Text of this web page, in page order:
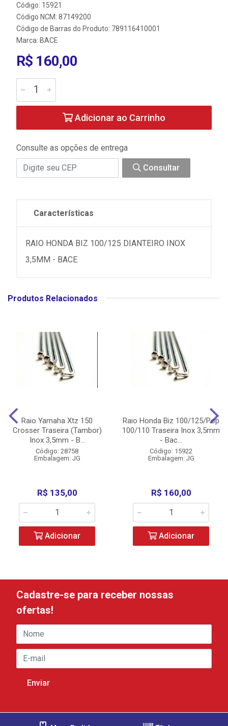
Código: 15921
Código NCM: 87149200
Código de Barras do Produto: 789116410001
Marca: BACE
R$ 160,00
Adicionar ao Carrinho
Consulte as opções de entrega
Consultar
Características
RAIO HONDA BIZ 100/125 DIANTEIRO INOX
3,5MM - BACE
Produtos Relacionados
Raio Yamaha Xtz 150
Crosser Traseira (Tambor)
Inox 3,5mm - B...
Código: 28758
Embalagem: JG
R$ 135,00
Adicionar
Raio Honda Biz 100/125/Pop
100/110 Traseira Inox 3,5mm
- Bac...
Código: 15922
Embalagem: JG
R$ 160,00
Adicionar
Cadastre-se para receber nossas
ofertas!